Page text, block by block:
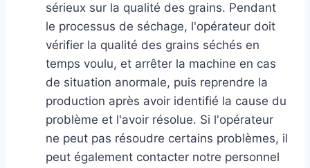
sérieux sur la qualité des grains. Pendant
le processus de séchage, l'opérateur doit
vérifier la qualité des grains séchés en
temps voulu, et arrêter la machine en cas
de situation anormale, puis reprendre la
production après avoir identifié la cause du
problème et l'avoir résolue. Si l'opérateur
ne peut pas résoudre certains problèmes, il
peut également contacter notre personnel